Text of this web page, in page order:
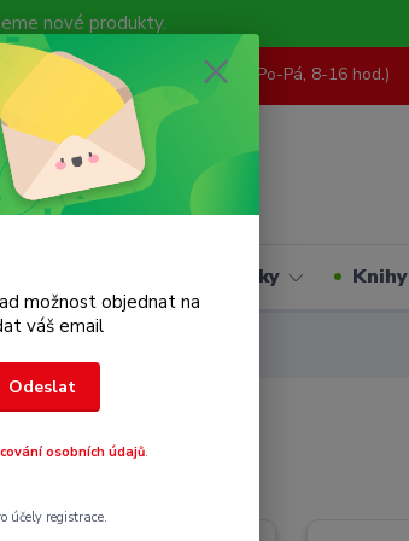
nové produkty.
Hledat
+ 420 773 967 062 (Po-Pá, 8-16 hod.)
Hračky Knihy
možnost objednat na
váš email
Odeslat
osobních údajů.
účely registrace.